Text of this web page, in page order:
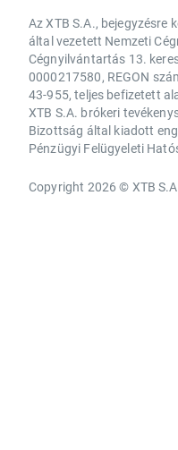
Az XTB S.A., bejegyzésre
által vezetett Nemzeti
Cégnyilvántartás 13.
0000217580, REGON
43-955, teljes befizetett
XTB S.A. brókeri
Bizottság által kiadott
Pénzügyi Felügyeleti
Copyright 2026 © XTB